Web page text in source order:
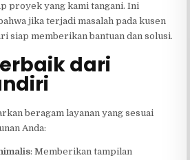
proyek yang kami tangani. Ini
jika terjadi masalah pada kusen
siap memberikan bantuan dan solusi.
dari
beragam layanan yang sesuai
Anda:
: Memberikan tampilan